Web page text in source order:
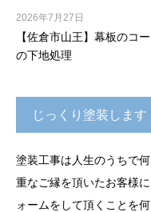
【佐倉市山王】幕板のコ
の下地処理
2026年7月27日
じっくり塗装します
塗装工事は人生のうちで
重なご縁を頂いたお客様
ォームをして頂くことを